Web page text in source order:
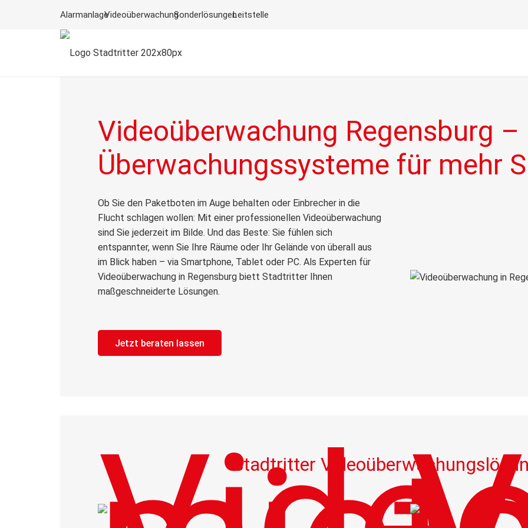
AlarmanlageVideoüberwachungSonderlösungenLeitstelle
Videoüberwachung Regensburg
Überwachungssysteme für mehr
Ob Sie den Paketboten im Auge behalten oder Einbrecher in die
Flucht schlagen wollen: Mit einer professionellen Videoüberwachung
sind Sie jederzeit im Bilde. Und das Beste: Sie fühlen sich
entspannter, wenn Sie Ihre Räume oder Ihr Gelände von überall aus
im Blick haben – via Smartphone, Tablet oder PC. Als Experten für
Videoüberwachung in Regensburg biett Stadtritter Ihnen
maßgeschneiderte Lösungen.
Jetzt beraten lassen
Stadtritter